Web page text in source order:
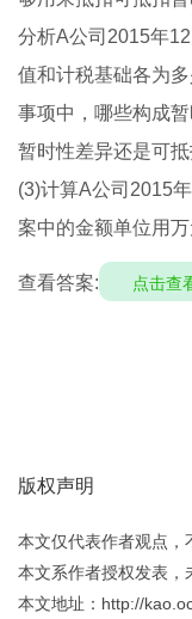
分析A公司2015年
值和计税基础各为
事项中，哪些构成
暂时性差异还是可
(3)计算A公司2015
案中的金额单位用
查看答案: 点击查
版权声明
本文仅代表作者观点，
本文系作者授权发表，
本文地址：http://